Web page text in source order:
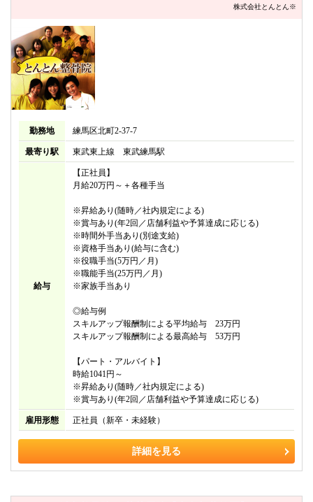
株式会社とんとん※
詳細を見る
勤務地 練馬区北町2-37-7
最寄り駅 東武東上線 東武練馬駅
給与
【正社員】
月給20万円～＋各種手当
※昇給あり(随時／社内規定による)
※賞与あり(年2回／店舗利益や予算達成に応じる)
※時間外手当あり(別途支給)
※資格手当あり(給与に含む)
※役職手当(5万円／月)
※職能手当(25万円／月)
※家族手当あり
◎給与例
スキルアップ報酬制による平均給与 23万円
スキルアップ報酬制による最高給与 53万円
【パート・アルバイト】
時給1041円～
※昇給あり(随時／社内規定による)
※賞与あり(年2回／店舗利益や予算達成に応じる)
雇用形態 正社員（新卒・未経験）